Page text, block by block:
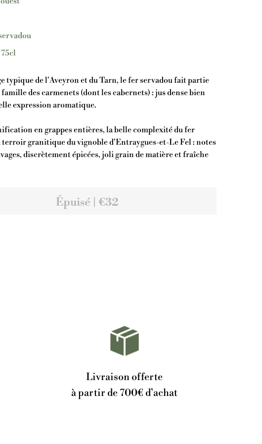
75cl
typique de l'Aveyron et du Tarn, le fer servadou fait partie
des carmenets (dont les cabernets) : jus dense bien
expression aromatique.
en grappes entières, la belle complexité du fer
terroir granitique du vignoble d'Entraygues-et-Le Fel : notes
discrètement épicées, joli grain de matière et fraîche
Épuisé | €32
Livraison offerte
à partir de 700€ d’achat